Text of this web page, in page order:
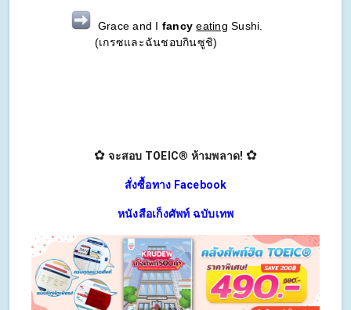
Grace and I fancy eating Sushi.
(เกรซและฉันชอบกินซูชิ)
✿จะสอบ TOEIC® ห้ามพลาด! ✿
สั่งซื้อทาง Facebook
หนังสือเก็งศัพท์ ฉบับเทพ